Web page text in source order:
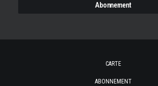
CARTE
ABONNEMENT